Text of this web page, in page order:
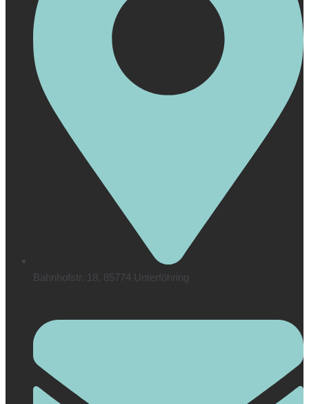
Bahnhofstr. 18, 85774 Unterföhring